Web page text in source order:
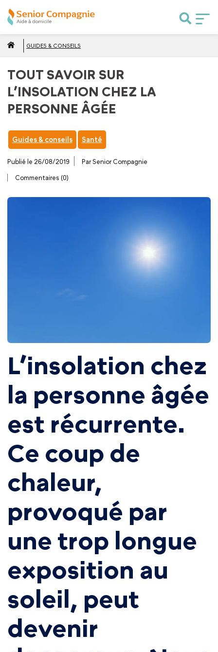
GUIDES & CONSEILS
TOUT SAVOIR SUR
L’INSOLATION CHEZ LA
PERSONNE ÂGÉE
Guides & conseils Santé
Publié le 26/08/2019 Par Senior Compagnie
Commentaires (0)
L’insolation chez
la personne âgée
est récurrente.
Ce coup de
chaleur,
provoqué par
une trop longue
exposition au
soleil, peut
devenir